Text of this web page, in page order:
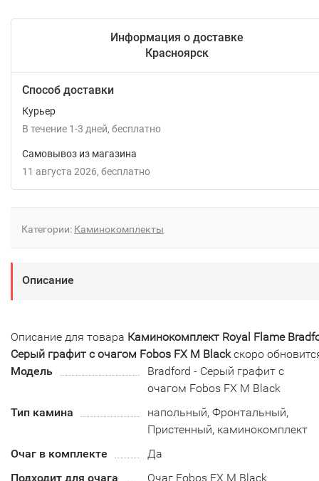
Информация о доставке
Красноярск
Способ доставки
Курьер
В течение 1-3 дней Бесплатно
Самовывоз из магазина
11 августа 2026
Бесплатно
Категории: Каминокомплекты
Описание
Описание для товара Каминокомплект Royal Flame
Серый графит с очагом Fobos FX M Blackскоро
Модель
Bradford - Серый графит с
очагом Fobos FX M Black
Тип камина
напольный, Фронтальный,
Пристенный, каминокомплект
Очаг в комплекте
Да
Подходит для очага
Очаг Fobos FX M Black